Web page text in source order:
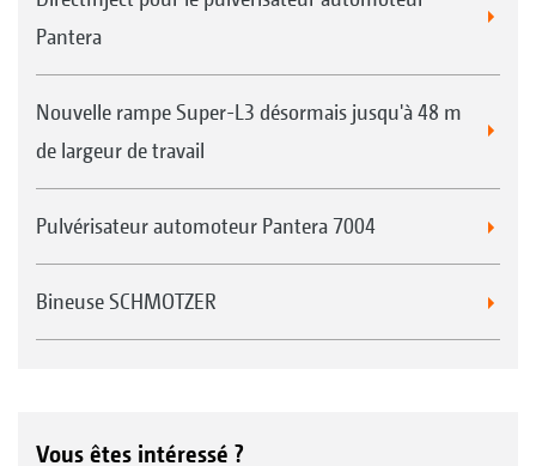
Démarrage
Sans DUS
Avec DUS : bouillie disponible immédiatement
Pantera
Nouvelle rampe Super-L3 désormais jusqu'à 48 m
de largeur de travail
Pulvérisateur automoteur Pantera 7004
Bineuse SCHMOTZER
Vous êtes intéressé ?